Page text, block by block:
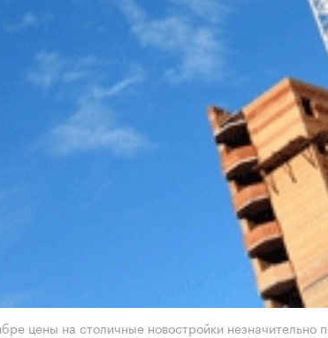
цены на столичные новостройки незначительно